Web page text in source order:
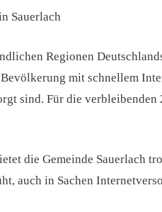
Sauerlach
Regionen
mit schnellem
sind. Für die verbleibenden
die Gemeinde Sauerlach
auch in Sachen